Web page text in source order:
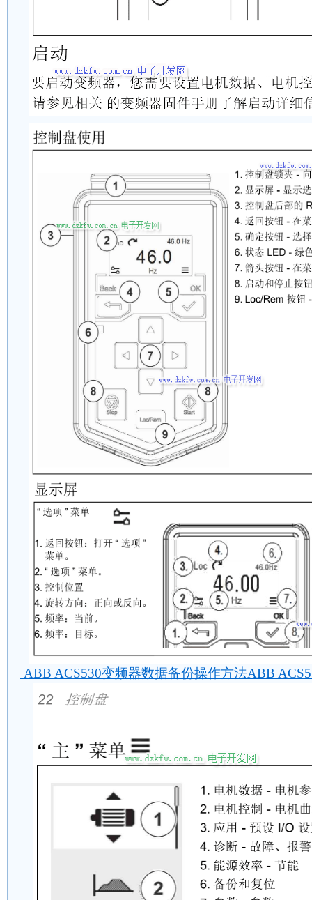
ABB ACS530变频器数据备份操作方法ABB